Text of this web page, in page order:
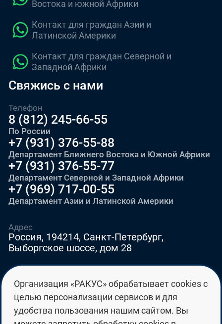
Востока и южной Африки
Контакт для граждан Азии и
Латинской Америки
Контакт для граждан Северной и
Западной Африки
Свяжись с нами
Телефон
8 (812) 245-66-55
По России
+7 (931) 376-55-88
Департамент Ближнего Востока и Южной Африки
+7 (931) 376-55-77
Департамент Северной и Западной Африки
+7 (969) 717-00-55
Департамент Азии и Латинской Америки
E-mail
education@edurussia.org
edurussia@racus.ru
Адрес
Россия, 194214, Санкт-Петербург,
Выборгское шоссе, дом 28
Организация «РАКУС» обрабатывает cookies с
целью персонализации сервисов и для
удобства пользования нашим сайтом. Вы